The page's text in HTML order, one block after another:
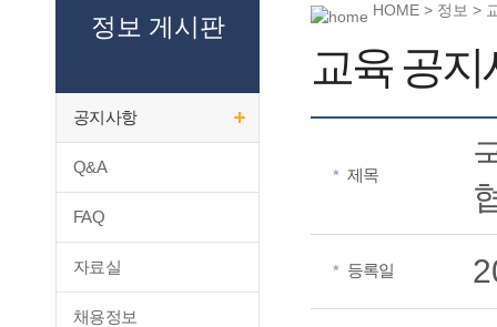
정보 게시판
공지사항
Q&A
FAQ
자료실
채용정보
HOME > 정보 >
교육 공지
* 제목
* 등록일